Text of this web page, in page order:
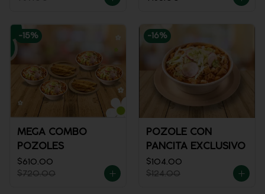
-15%
MEGA COMBO
POZOLES
$610.00
$720.00
-16%
POZOLE CON
PANCITA EXCLUSIVO
$104.00
$124.00